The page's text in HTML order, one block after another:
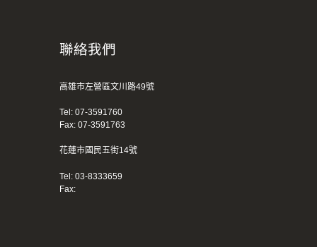
聯絡我們
高雄市左營區文川路49號
Tel: 07-3591760
Fax: 07-3591763
花蓮市國民五街14號
Tel: 03-8333659
Fax: